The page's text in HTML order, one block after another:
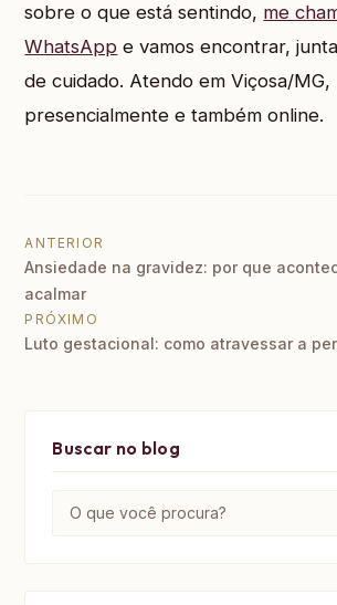
sobre o que está sentindo, me
WhatsApp e vamos encontrar,
de cuidado. Atendo em Viçosa/MG,
presencialmente e também online.
Navegação de Post
ANTERIOR
Ansiedade na gravidez: por que
acalmar
PRÓXIMO
Luto gestacional: como atravessar a
Buscar no blog
Buscar por: